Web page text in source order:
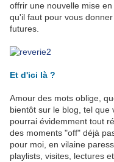
offrir une nouvelle mise
qu'il faut pour vous
futures.
Et d'ici là ?
Amour des mots oblige,
bientôt sur le blog, tel que
pourrai évidemment tout
des moments "off" déjà
pour moi, en vilaine
playlists, visites, lectures